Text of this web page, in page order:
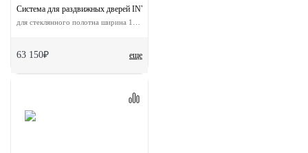
еще
Система для раздвижных дверей INVISIBLE-2 GLASS 1100/8
63 150₽